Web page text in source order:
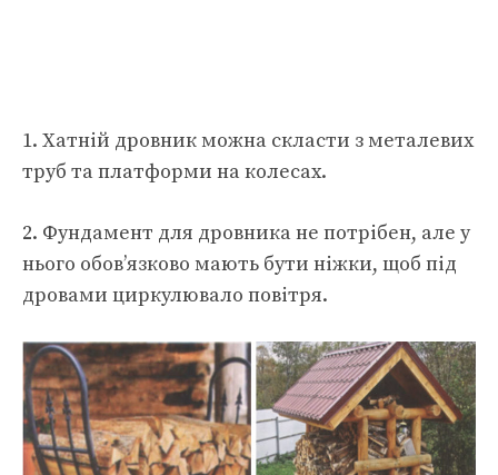
1. Хатній дровник можна скласти з металевих
труб та платформи на колесах.
2. Фундамент для дровника не потрібен, але у
нього обов’язково мають бути ніжки, щоб під
дровами циркулювало повітря.